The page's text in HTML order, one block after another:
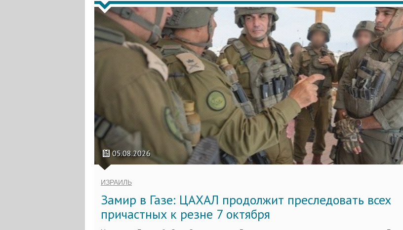
05.08.2026
ИЗРАИЛЬ
Замир в Газе: ЦАХАЛ продолжит преследовать всех
причастных к резне 7 октября